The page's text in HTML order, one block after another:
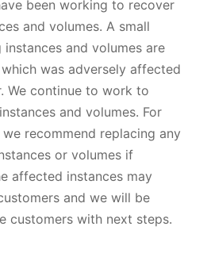
been working to recover
and volumes. A small
and volumes are
was adversely affected
We continue to work to
and volumes. For
recommend replacing any
or volumes if
affected instances may
and we will be
customers with next steps.